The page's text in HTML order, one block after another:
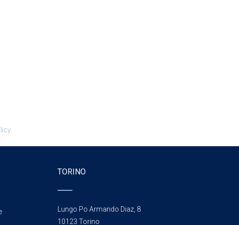
TORINO
Lungo Po Armando Diaz, 8
10123 Torino